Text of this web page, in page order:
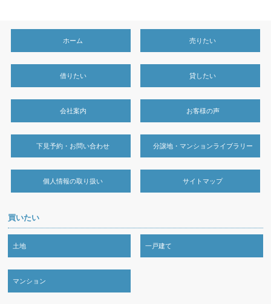
ホーム 売りたい
借りたい 貸したい
会社案内 お客様の声
下見予約・お問い合わせ 分譲地・マンションライブラリー
個人情報の取り扱い サイトマップ
買いたい
土地 一戸建て
マンション